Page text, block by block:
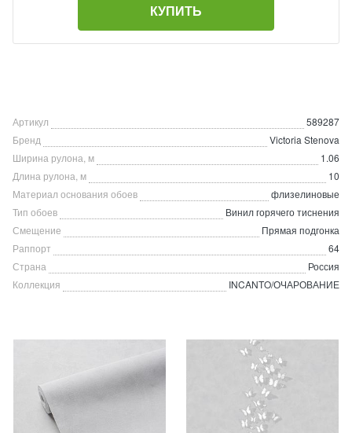
КУПИТЬ
Артикул
589287
Бренд
Victoria Stenova
Ширина рулона, м
1.06
Длина рулона, м
10
Материал основания обоев
флизелиновые
Тип обоев
Винил горячего тиснения
Смещение
Прямая подгонка
Раппорт
64
Страна
Россия
Коллекция
INCANTO/ОЧАРОВАНИЕ